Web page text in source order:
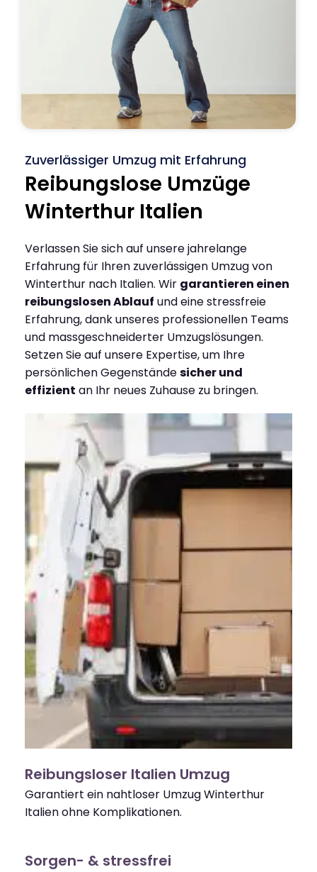
Zuverlässiger Umzug mit Erfahrung
Reibungslose Umzüge
Winterthur Italien
Verlassen Sie sich auf unsere jahrelange
Erfahrung für Ihren zuverlässigen Umzug von
Winterthur nach Italien. Wir garantieren einen
reibungslosen Ablauf und eine stressfreie
Erfahrung, dank unseres professionellen Teams
und massgeschneiderter Umzugslösungen.
Setzen Sie auf unsere Expertise, um Ihre
persönlichen Gegenständesicher und
effizient an Ihr neues Zuhause zu bringen.
Reibungsloser Italien Umzug
Garantiert ein nahtloser Umzug Winterthur
Italien ohne Komplikationen.
Sorgen- & stressfrei